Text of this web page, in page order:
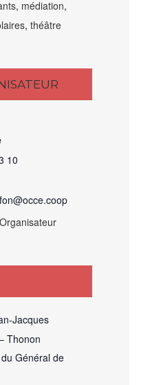
, médiation,
,théâtre
10
Jacques
Thonon
Général de